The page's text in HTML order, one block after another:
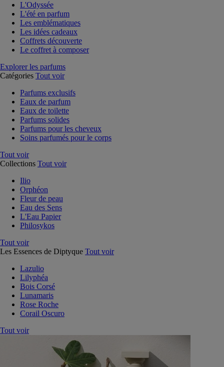
L'Odyssée
L'été en parfum
Les emblématiques
Les idées cadeaux
Coffrets découverte
Le coffret à composer
Explorer les parfums
Catégories Tout voir
Parfums exclusifs
Eaux de parfum
Eaux de toilette
Parfums solides
Parfums pour les cheveux
Soins parfumés pour le corps
Tout voir
Collections Tout voir
Ilio
Orphéon
Fleur de peau
Eau des Sens
L'Eau Papier
Philosykos
Tout voir
Les Essences de Diptyque Tout voir
Lazulio
Lilyphéa
Bois Corsé
Lunamaris
Rose Roche
Corail Oscuro
Tout voir